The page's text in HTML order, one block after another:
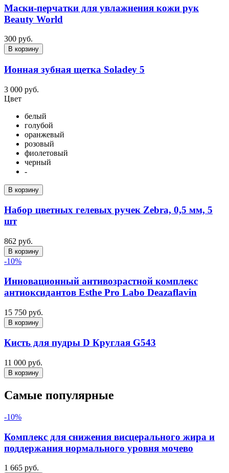
Маски-перчатки для увлажнения кожи рук
Beauty World
300 руб.
В корзину
Ионная зубная щетка Soladey 5
3 000 руб.
Цвет
белый
голубой
оранжевый
розовый
фиолетовый
черный
-
В корзину
Набор цветных гелевых ручек Zebra, 0,5 мм, 5
шт
862 руб.
В корзину
-10%
Инновационный антивозрастной комплекс
антиоксидантов Esthe Pro Labo Deazaflavin
15 750 руб.
В корзину
Кисть для пудры D Круглая G543
11 000 руб.
В корзину
Самые популярные
-10%
Комплекс для снижения висцерального жира и
поддержания нормального уровня мочево
1 665 руб.